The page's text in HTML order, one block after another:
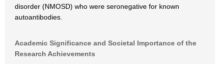
disorder (NMOSD) who were seronegative for known
autoantibodies.
Academic Significance and Societal Importance of the
Research Achievements